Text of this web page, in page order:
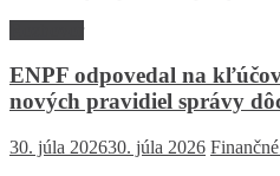
ENPF odpovedal na
nových pravidiel správy
30. júla 202630. júla 2026